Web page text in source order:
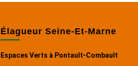
Élagueur Seine-Et-Marne
Espaces Verts à Pontault-Combault